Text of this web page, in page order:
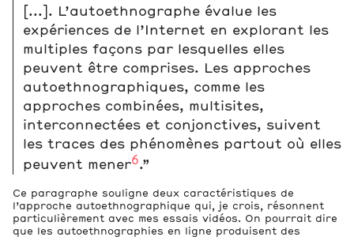
[...]. L’autoethnographe évalue les
expériences de l’Internet en explorant les
multiples façons par lesquelles elles
peuvent être comprises. Les approches
autoethnographiques, comme les
approches combinées, multisites,
interconnectées et conjonctives, suivent
les traces des phénomènes partout où elles
peuvent mener6.”
Ce paragraphe souligne deux caractéristiques de
l’approche autoethnographique qui, je crois, résonnent
particulièrement avec mes essais vidéos. On pourrait dire
que les autoethnographies en ligne produisent des